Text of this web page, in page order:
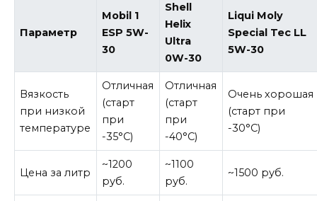
Параметр
Mobil 1
ESP 5W-
30
Shell
Helix
Ultra
0W-30
Liqui Moly
Special Tec LL
5W-30
Вязкость
при низкой
температуре
Отличная
(старт
при
-35°C)
Отличная
(старт
при
-40°C)
Очень хорошая
(старт при
-30°C)
Цена за литр
~1200
руб.
~1100
руб.
~1500 руб.